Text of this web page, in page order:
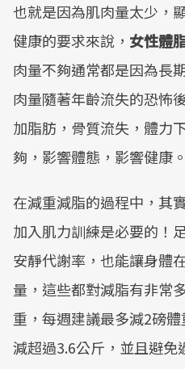
也就是因為肌肉量太少，
健康的要求來說， 女性體
肉量不夠通常都是因為長
肉量隨著年齡流失的恐怖
加脂肪，骨質流失，體力
夠，影響體態，影響健康。
在減重減脂的過程中，其
加入肌力訓練是必要的！
安靜代謝率，也能讓身體
量，這些都對減脂有非常
重，每週建議最多減2磅
減超過3.6公斤，並且避